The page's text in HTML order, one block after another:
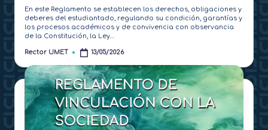
En este Reglamento se establecen los derechos, obligaciones y
deberes del estudiantado, regulando su condición, garantías y
los procesos académicos y de convivencia con observancia
de la Constitución, la Ley…
Publicado
Rector UMET 13/05/2026